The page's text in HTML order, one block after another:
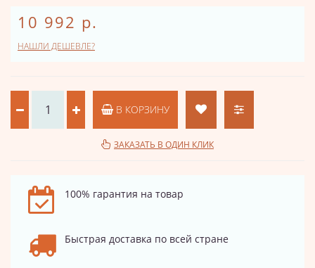
10 992 р.
НАШЛИ ДЕШЕВЛЕ?
В КОРЗИНУ
ЗАКАЗАТЬ В ОДИН КЛИК
100% гарантия на товар
Быстрая доставка по всей стране